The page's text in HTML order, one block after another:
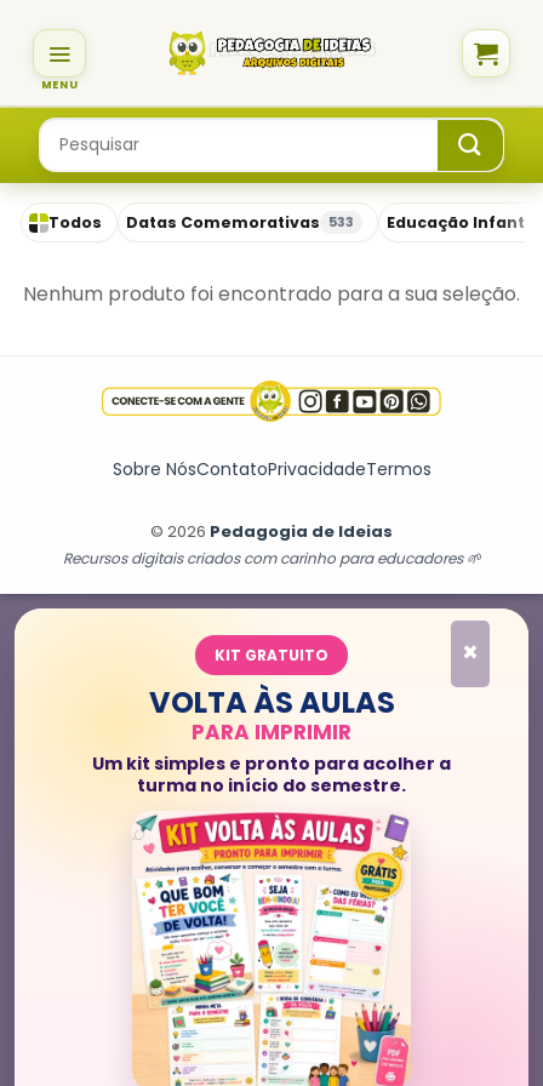
content
Pesquisar
por:
Todos Datas Comemorativas 533 Educação Infantil
Nenhum produto foi encontrado para a sua seleção.
Sobre NósContatoPrivacidadeTermos
© 2026 Pedagogia de Ideias
Recursos digitais criados com carinho para educadores 🌱
×
KIT GRATUITO
VOLTA ÀS AULAS
PARA IMPRIMIR
Um kit simples e pronto para acolher a
turma no início do semestre.